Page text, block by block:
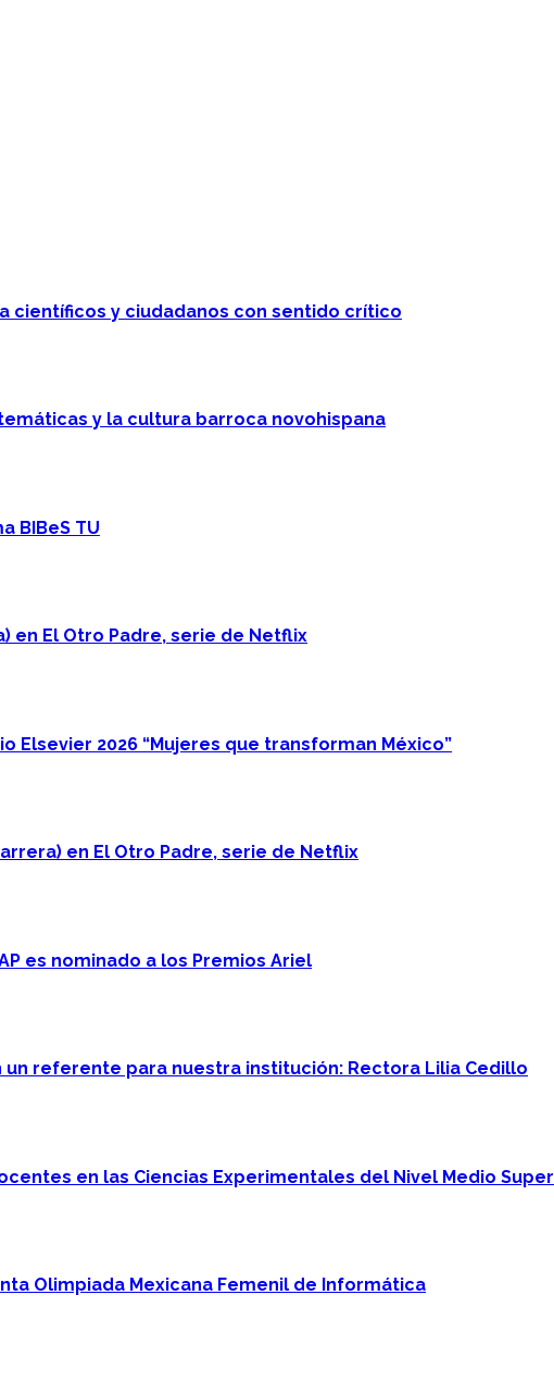
científicos y ciudadanos con sentido crítico
y la cultura barroca novohispana
BIBeS TU
en El Otro Padre, serie de Netflix
Elsevier 2026 “Mujeres que transforman México”
en El Otro Padre, serie de Netflix
es nominado a los Premios Ariel
referente para nuestra institución: Rectora Lilia Cedillo
en las Ciencias Experimentales del Nivel Medio
Olimpiada Mexicana Femenil de Informática